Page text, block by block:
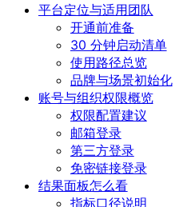
平台定位与适用团队
开通前准备
30 分钟启动清单
使用路径总览
品牌与场景初始化
账号与组织权限概览
权限配置建议
邮箱登录
第三方登录
免密链接登录
结果面板怎么看
指标口径说明